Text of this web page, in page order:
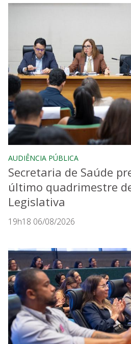
AUDIÊNCIA PÚBLICA
Secretaria de Saúde
último quadrimestre
Legislativa
19h18 06/08/2026